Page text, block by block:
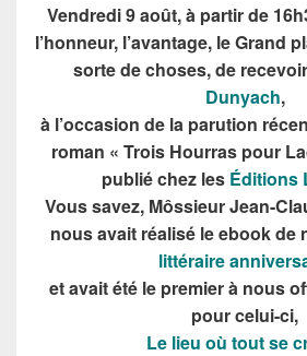
Vendredi 9 août, à partir de
l’honneur, l’avantage, le Grand
sorte de choses, de recevoir
Dunyach,
à l’occasion de la parution
roman « Trois Hourras pour
publié chez les Éditions
Vous savez, Môssieur Jean-
nous avait réalisé le ebook de
littéraire
et avait été le premier à nous
pour celui-ci,
Le lieu où tout se